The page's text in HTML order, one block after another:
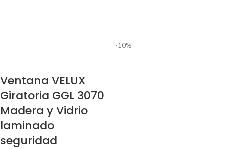
Ventana VELUX
Giratoria GGL 3070
Madera y Vidrio
laminado
seguridad
-10%